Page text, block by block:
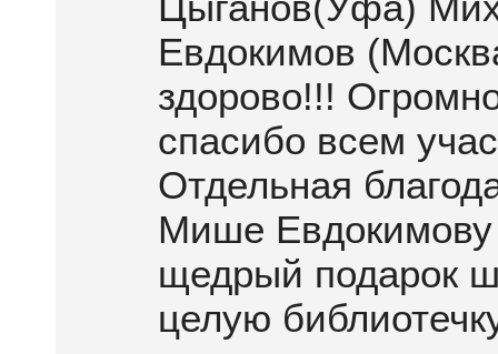
Евдокимов
здорово!!!
спасибо всем
Отдельная
Мише Евдокимову
щедрый подарок
целую